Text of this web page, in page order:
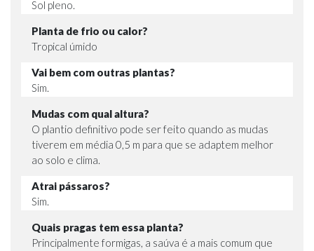
Sol pleno.
Planta de frio ou calor?
Tropical úmido
Vai bem com outras plantas?
Sim.
Mudas com qual altura?
O plantio definitivo pode ser feito quando as mudas
tiverem em média 0,5 m para que se adaptem melhor
ao solo e clima.
Atrai pássaros?
Sim.
Quais pragas tem essa planta?
Principalmente formigas, a saúva é a mais comum que